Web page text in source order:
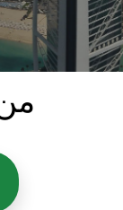
من 2.500